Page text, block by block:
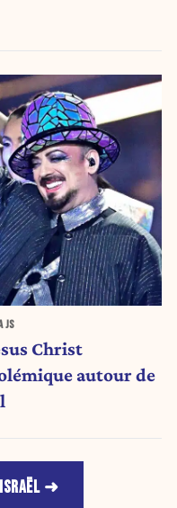
JS
Christ
autour de